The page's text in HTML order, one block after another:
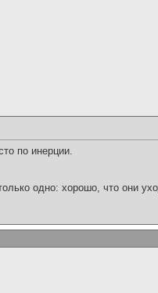
по инерции.
одно: хорошо, что они